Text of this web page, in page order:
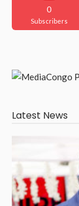
0
Subscribers
Latest News